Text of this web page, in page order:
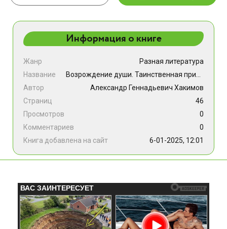
Информация о книге
Жанр
Разная литература
Название
Автор
Александр Геннадьевич Хакимов
Страниц
46
Просмотров
0
Комментариев
0
Книга добавлена на сайт
6-01-2025, 12:01